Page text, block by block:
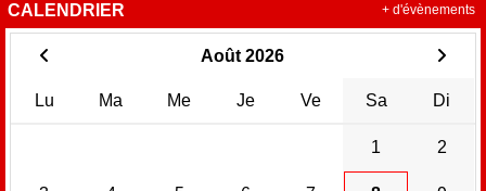
CALENDRIER
Août 2026
Lu Ma Me Je Ve Sa Di
1 2
+ d'évènements